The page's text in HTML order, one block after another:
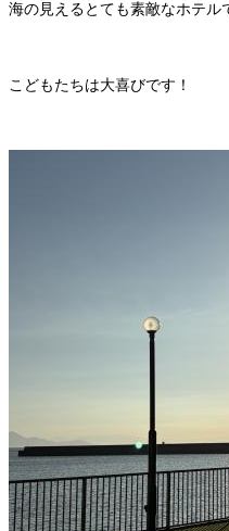
海の見えるとても素敵なホテル
こどもたちは大喜びです！